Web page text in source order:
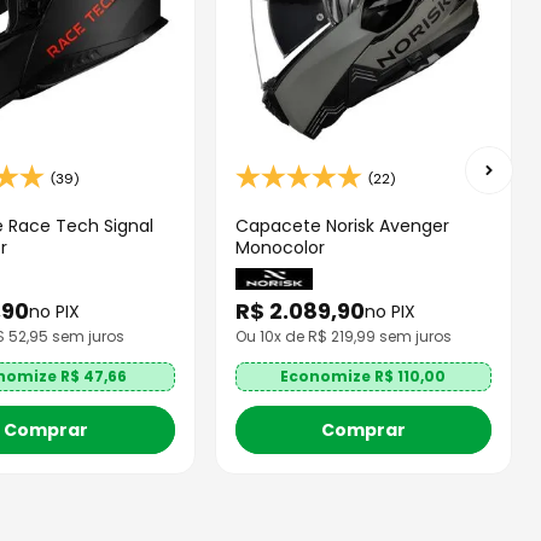
(39)
Tech Signal
90no PIX
52,95 sem juros
R$ 47,66
Comprar
(22)
Capacete Norisk Avenger
Monocolor
R$ 2.089,90no PIX
Ou 10x de R$ 219,99 sem juros
Economize R$110,00
Comprar